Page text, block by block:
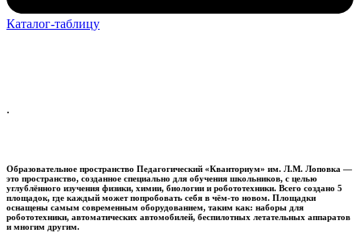
Каталог-таблицу
.
Образовательное пространство Педагогический «Кванториум» им. Л.М. Лоповка —
это пространство, созданное специально для обучения школьников, с целью
углублённого изучения физики, химии, биологии и робототехники. Всего создано 5
площадок, где каждый может попробовать себя в чём-то новом. Площадки
оснащены самым современным оборудованием, таким как: наборы для
робототехники, автоматических автомобилей, беспилотных летательных аппаратов
и многим другим.